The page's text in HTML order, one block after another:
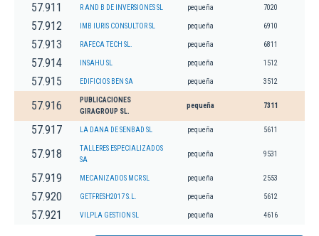
57.911 R AND B DE INVERSIONES SL pequeña 7020
57.912 IMB IURIS CONSULTOR SL pequeña 6910
57.913 RAFECA TECH SL. pequeña 6811
57.914 INSAHU SL pequeña 1512
57.915 EDIFICIOS BEN SA pequeña 3512
57.916
PUBLICACIONES
GIRAGROUP SL.
pequeña 7311
57.917 LA DANA DE SENBAD SL pequeña 5611
57.918
TALLERES ESPECIALIZADOS
SA
pequeña 9531
57.919 MECANIZADOS MCR SL pequeña 2553
57.920 GETFRESH2017 S.L. pequeña 5612
57.921 VILPLA GESTION SL pequeña 4616